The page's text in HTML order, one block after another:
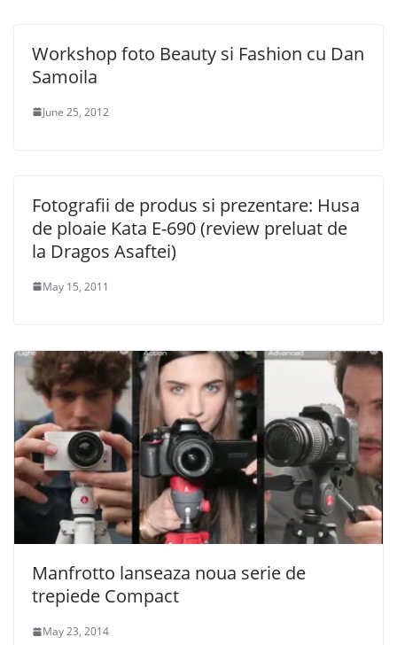
Workshop foto Beauty si Fashion cu Dan
Samoila
June 25, 2012
Fotografii de produs si prezentare: Husa
de ploaie Kata E-690 (review preluat de
la Dragos Asaftei)
May 15, 2011
Manfrotto lanseaza noua serie de
trepiede Compact
May 23, 2014